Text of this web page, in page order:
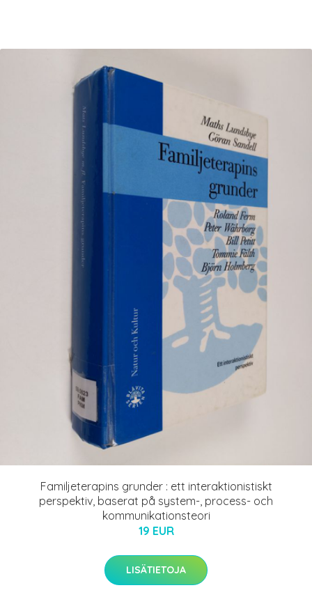
Familjeterapins grunder : ett interaktionistiskt
perspektiv, baserat på system-, process- och
kommunikationsteori
19 EUR
LISÄTIETOJA